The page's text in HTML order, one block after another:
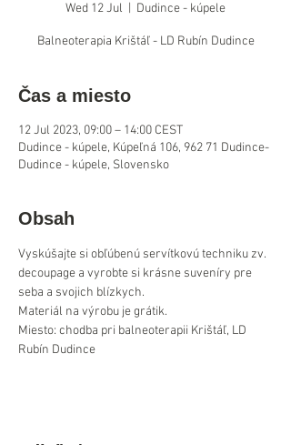
Wed 12 Jul Dudince - kúpele
Balneoterapia Krištáľ - LD Rubín Dudince
Čas a miesto
12 Jul 2023, 09:00 – 14:00 CEST
Dudince - kúpele, Kúpeľná 106, 962 71 Dudince-
Dudince - kúpele, Slovensko
Obsah
Vyskúšajte si obľúbenú servítkovú techniku zv.
decoupage a vyrobte si krásne suveníry pre
seba a svojich blízkych.
Materiál na výrobu je grátik.
Miesto: chodba pri balneoterapii Krištáľ, LD
Rubín Dudince